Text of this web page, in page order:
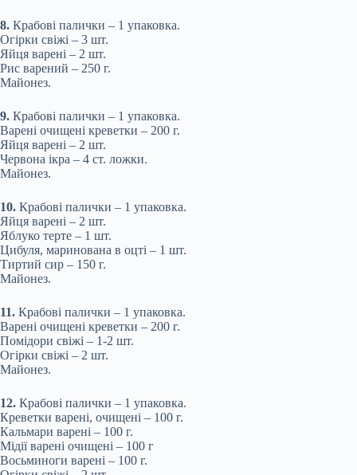
8. Крабові палички – 1 упаковка.
Огірки свіжі – 3 шт.
Яйця варені – 2 шт.
Рис варений – 250 г.
Майонез.
9. Крабові палички – 1 упаковка.
Варені очищені креветки – 200 г.
Яйця варені – 2 шт.
Червона ікра – 4 ст. ложки.
Майонез.
10. Крабові палички – 1 упаковка.
Яйця варені – 2 шт.
Яблуко терте – 1 шт.
Цибуля, маринована в оцті – 1 шт.
Тиртий сир – 150 г.
Майонез.
11. Крабові палички – 1 упаковка.
Варені очищені креветки – 200 г.
Помідори свіжі – 1-2 шт.
Огірки свіжі – 2 шт.
Майонез.
12. Крабові палички – 1 упаковка.
Креветки варені, очищені – 100 г.
Кальмари варені – 100 г.
Мідії варені очищені – 100 г
Восьминоги варені – 100 г.